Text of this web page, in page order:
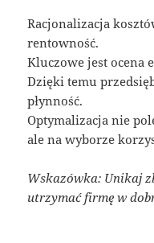
Racjonalizacja
rentowność.
Kluczowe jest ocena
Dzięki temu
płynność.
Optymalizacja nie
ale na wyborze
Wskazówka: Unikaj
utrzymać firmę w